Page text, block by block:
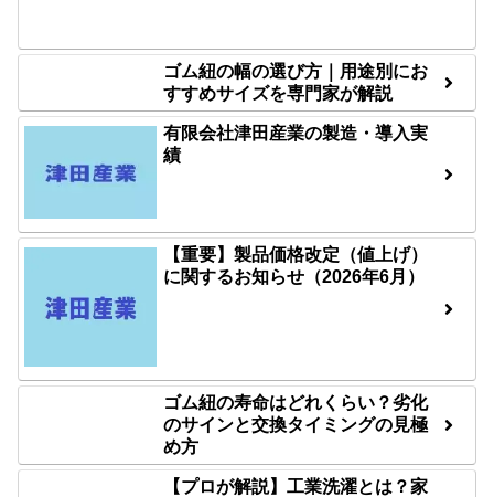
ゴム紐の幅の選び方｜用途別にお
すすめサイズを専門家が解説
有限会社津田産業の製造・導入実
績
【重要】製品価格改定（値上げ）
に関するお知らせ（2026年6月）
ゴム紐の寿命はどれくらい？劣化
のサインと交換タイミングの見極
め方
【プロが解説】工業洗濯とは？家